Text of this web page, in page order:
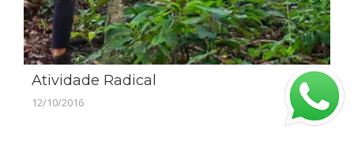
Atividade Radical
12/10/2016